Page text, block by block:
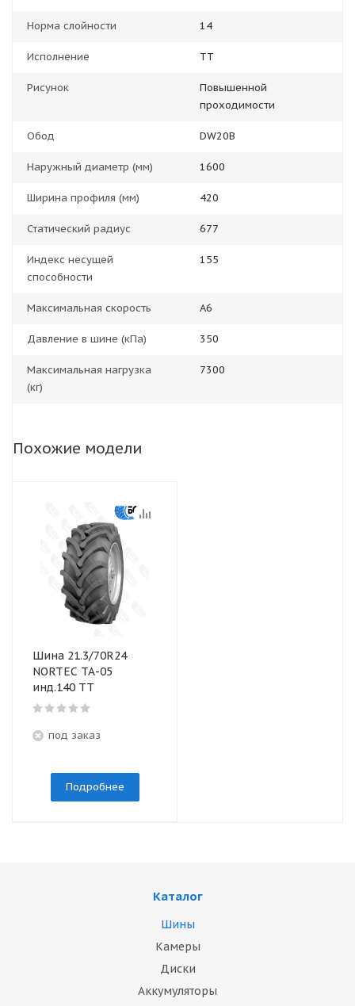
Норма слойности 14
Исполнение TT
Рисунок
Повышенной
проходимости
Обод DW20B
Наружный диаметр (мм) 1600
Ширина профиля (мм) 420
Статический радиус 677
Индекс несущей
способности
155
Максимальная скорость A6
Давление в шине (кПа) 350
Максимальная нагрузка
(кг)
7300
Похожие модели
Шина 21.3/70R24
NORTEC ТА-05
инд.140 ТТ
под заказ
Подробнее
Каталог
Шины
Камеры
Диски
Аккумуляторы